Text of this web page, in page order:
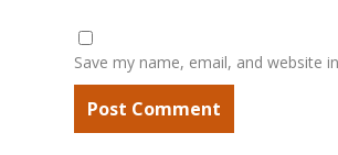
Save my name, email, and website